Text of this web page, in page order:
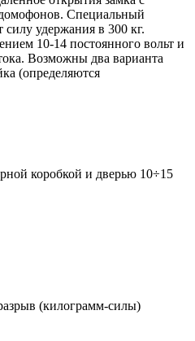
Специальный
силу удержания в 300 кг.
10-14 постоянного вольт и
Возможны два варианта
(определяются
коробкой и дверью 10÷15
(килограмм-силы)